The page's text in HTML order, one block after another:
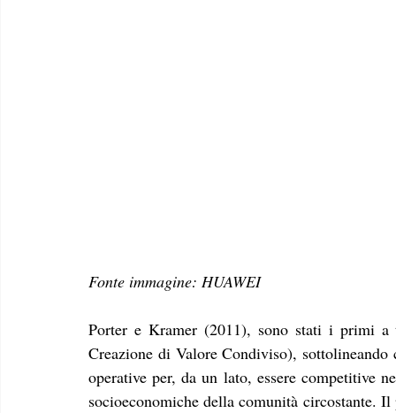
Fonte immagine: HUAWEI
Porter e Kramer (2011), sono stati i primi
Creazione di Valore Condiviso),
operative per, da un lato, essere competitive
socioeconomiche della comunità circostante.